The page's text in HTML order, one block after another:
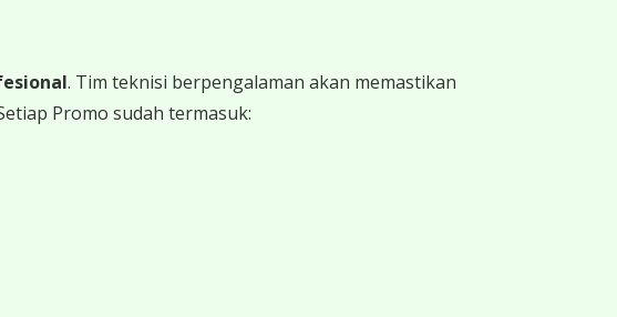
. Tim teknisi berpengalaman akan memastikan
Promo sudah termasuk: